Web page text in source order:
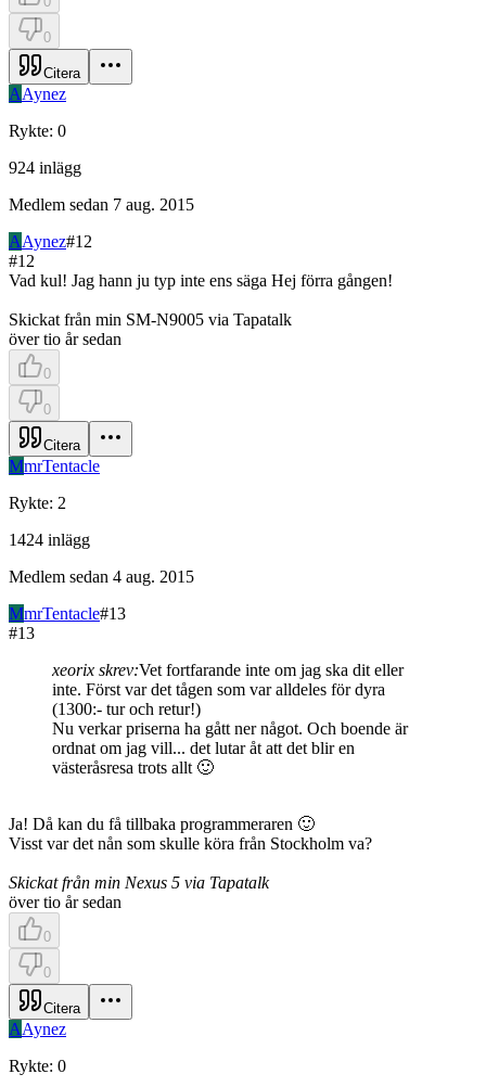
0
Citera
AAynez
Rykte: 0
924 inlägg
Medlem sedan 7 aug. 2015
AAynez#12
#12
Vad kul! Jag hann ju typ inte ens säga Hej förra gången!
Skickat från min SM-N9005 via Tapatalk
över tio år sedan
0
0
Citera
MmrTentacle
Rykte: 2
1424 inlägg
Medlem sedan 4 aug. 2015
MmrTentacle#13
#13
xeorix skrev:Vet fortfarande inte om jag ska dit eller
inte. Först var det tågen som var alldeles för dyra
(1300:- tur och retur!)
Nu verkar priserna ha gått ner något. Och boende är
ordnat om jag vill... det lutar åt att det blir en
västeråsresa trots allt 🙂
Ja! Då kan du få tillbaka programmeraren 🙂
Visst var det nån som skulle köra från Stockholm va?
Skickat från min Nexus 5 via Tapatalk
över tio år sedan
0
0
Citera
AAynez
Rykte: 0